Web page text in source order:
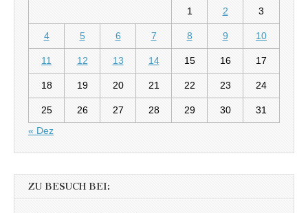
1 2 3
4 5 6 7 8 9 10
11 12 13 14 15 16 17
18 19 20 21 22 23 24
25 26 27 28 29 30
31
« Dez
ZU BESUCH BEI: